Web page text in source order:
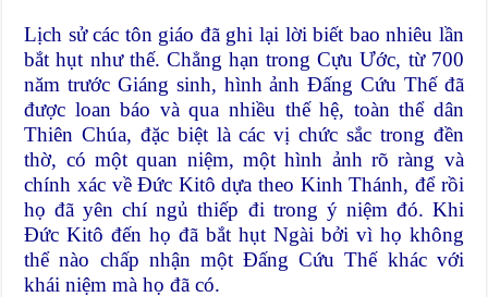
Lịch sử các tôn giáo đã ghi lại lời biết bao nhiêu lần
bắt hụt như thế. Chẳng hạn trong Cựu Ước, từ 700
năm trước Giáng sinh, hình ảnh Đấng Cứu Thế đã
được loan báo và qua nhiều thế hệ, toàn thể dân
Thiên Chúa, đặc biệt là các vị chức sắc trong đền
thờ, có một quan niệm, một hình ảnh rõ ràng và
chính xác về Đức Kitô dựa theo Kinh Thánh, để rồi
họ đã yên chí ngủ thiếp đi trong ý niệm đó. Khi
Đức Kitô đến họ đã bắt hụt Ngài bởi vì họ không
thể nào chấp nhận một Đấng Cứu Thế khác với
khái niệm mà họ đã có.